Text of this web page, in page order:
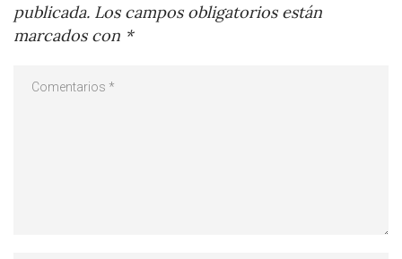
publicada. Los campos obligatorios están
marcados con *